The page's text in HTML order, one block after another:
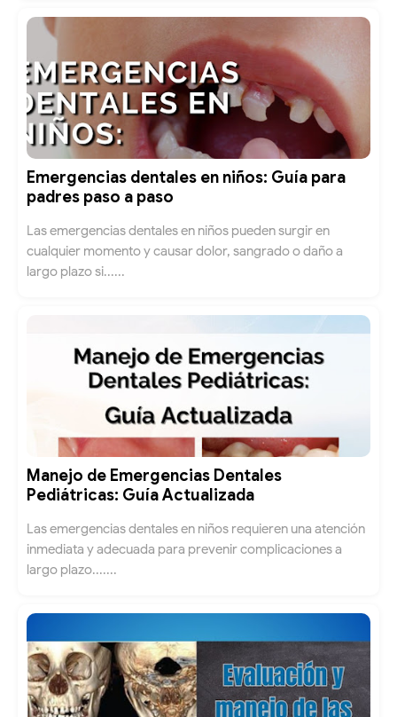
Emergencias dentales en niños: Guía para
padres paso a paso
Las emergencias dentales en niños pueden surgir en
cualquier momento y causar dolor, sangrado o daño a
largo plazo si......
Manejo de Emergencias Dentales
Pediátricas: Guía Actualizada
Las emergencias dentales en niños requieren una atención
inmediata y adecuada para prevenir complicaciones a
largo plazo.......